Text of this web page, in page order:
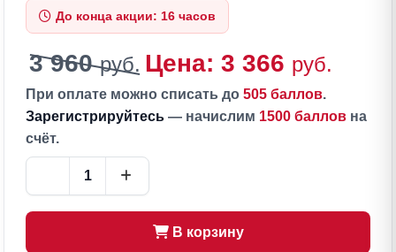
До конца акции: 16 часов
3 960руб. Цена: 3 366 руб.
При оплате можно списать до 505 баллов.
Зарегистрируйтесь — начислим 1500 баллов на
счёт.
В корзину